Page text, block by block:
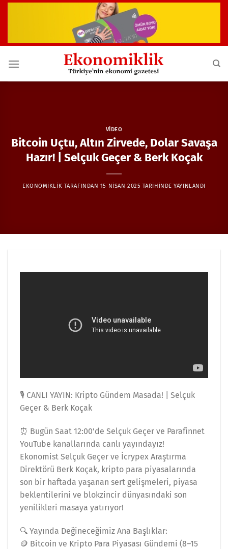
VIDEO
Bitcoin Uçtu, Altın Zirvede, Dolar Savaşa
Hazır! | Selçuk Geçer & Berk Koçak
EKONOMIKLIK TARAFINDAN 15 NISAN 2025 TARIHINDE YAYINLANDI
🎙️ CANLI YAYIN: Kripto Gündem Masada! | Selçuk
Geçer & Berk Koçak
⏰ Bugün Saat 12:00’de Selçuk Geçer ve Parafinnet
YouTube kanallarında canlı yayındayız!
Ekonomist Selçuk Geçer ve İcrypex Araştırma
Direktörü Berk Koçak, kripto para piyasalarında
son bir haftada yaşanan sert gelişmeleri, piyasa
beklentilerini ve blokzincir dünyasındaki son
yenilikleri masaya yatırıyor!
🔍 Yayında Değineceğimiz Ana Başlıklar:
🪙 Bitcoin ve Kripto Para Piyasası Gündemi (8–15